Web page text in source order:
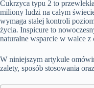
Cukrzyca typu 2 to
miliony ludzi na całym
wymaga stałej kontroli
życia. Inspicure to
naturalne wsparcie w walce z
W niniejszym artykule
zalety, sposób stosowania